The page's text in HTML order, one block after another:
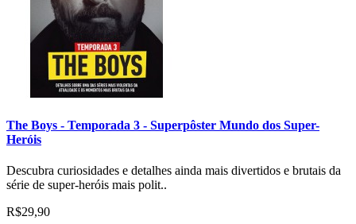
The Boys - Temporada 3 - Superpôster Mundo dos Super-
Heróis
Descubra curiosidades e detalhes ainda mais divertidos e brutais da
série de super-heróis mais polit..
R$29,90